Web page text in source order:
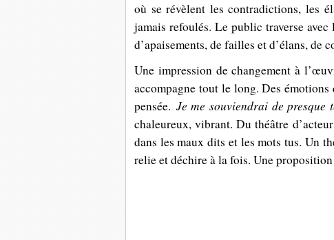
où se révèlent les contradictions, les
jamais refoulés. Le public traverse
d’apaisements, de failles et d’élans, de
Une impression de changement à
accompagne tout le long. Des
pensée. Je me souviendrai de presque
chaleureux, vibrant. Du théâtre
dans les maux dits et les mots tus. Un
relie et déchire à la fois. Une